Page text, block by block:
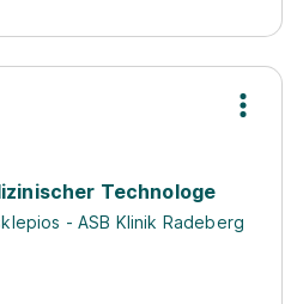
Technologe
- ASB Klinik Radeberg